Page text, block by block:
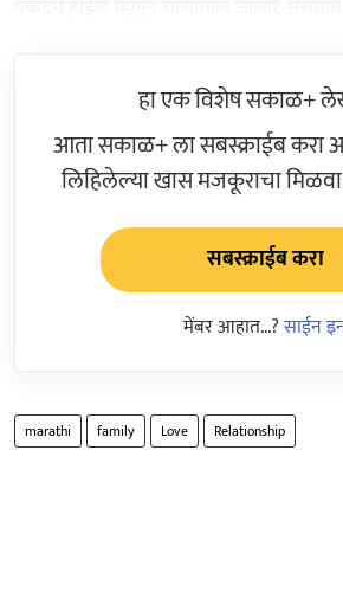
हा एक विशेष सकाळ+
आता सकाळ+ ला सबस्क्राईब करा
लिहिलेल्या खास मजकूराचा
सबस्क्राईब करा
मेंबर आहात...?साईन
marathi family Love Relationship